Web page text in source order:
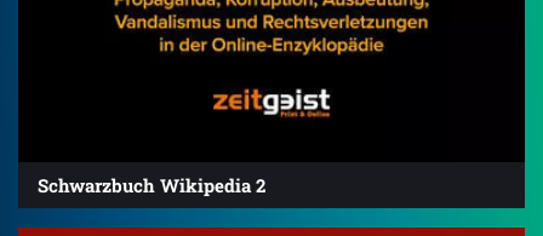
Schwarzbuch Wikipedia 2